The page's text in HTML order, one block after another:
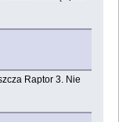
Raptor 3. Nie